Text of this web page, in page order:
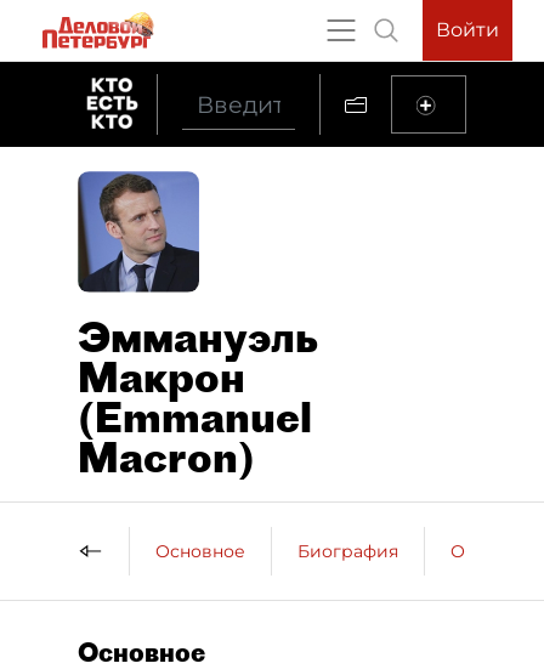
Войти
Эммануэль
Макрон
(Emmanuel
Macron)
Основное Биография
Основное